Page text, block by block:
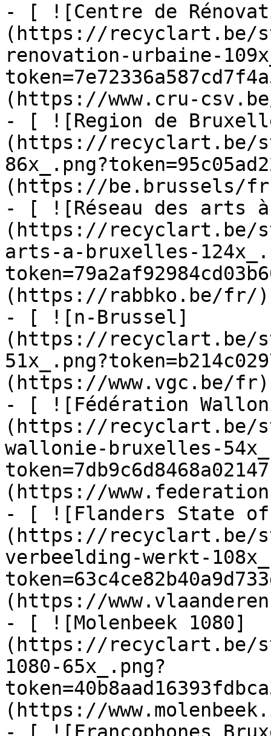
- [ ![Centre de
(https://recyclart.be/
renovation-urbaine-
(https://www.cru-
- [ ![Region de
(https://recyclart.be/
(https://be.brussels/
- [ ![Réseau des arts
(https://recyclart.be/
arts-a-bruxelles-
(https://rabbko.be/fr/)
- [ ![n-Brussel]
(https://recyclart.be/
(https://www.vgc.be/fr)
- [ ![Fédération
(https://recyclart.be/
wallonie-bruxelles-
(https://
- [ ![Flanders State
(https://recyclart.be/
verbeelding-werkt-
(https://
- [ ![Molenbeek 1080]
(https://recyclart.be/
1080-65x_.png?
(https://